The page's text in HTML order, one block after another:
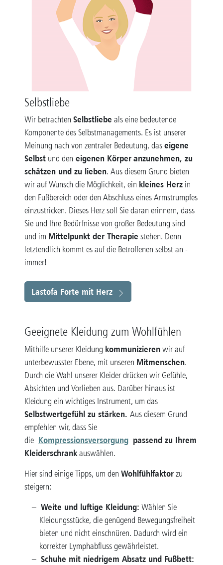
Selbstliebe
Wir betrachten Selbstliebe als eine bedeutende
Komponente des Selbstmanagements. Es ist unserer
Meinung nach von zentraler Bedeutung, daseigene
Selbstund den eigenen Körperanzunehmen, zu
schätzen und zu lieben. Aus diesem Grund bieten
wir auf Wunsch die Möglichkeit, ein kleines Herzin
den Fußbereich oder den Abschluss eines Armstrumpfes
einzustricken. Dieses Herz soll Sie daran erinnern, dass
Sie und Ihre Bedürfnisse von großer Bedeutung sind
und im Mittelpunkt der Therapie stehen. Denn
letztendlich kommt es auf die Betroffenen selbst an -
immer!
Lastofa Forte mit Herz
Geeignete Kleidung zum Wohlfühlen
Mithilfe unserer Kleidung kommunizierenwir auf
unterbewusster Ebene, mit unseren Mitmenschen.
Durch die Wahl unserer Kleider drücken wir Gefühle,
Absichten und Vorlieben aus. Darüber hinaus ist
Kleidung ein wichtiges Instrument, um das
Selbstwertgefühl zu stärken. Aus diesem Grund
empfehlen wir, dass Sie
die Kompressionsversorgung passend zu Ihrem
Kleiderschrankauswählen.
Hier sind einige Tipps, um den Wohlfühlfaktorzu
steigern:
Weite und luftige Kleidung: Wählen Sie
Kleidungsstücke, die genügend Bewegungsfreiheit
bieten und nicht einschnüren. Dadurch wird ein
korrekter Lymphabfluss gewährleistet.
Schuhe mit niedrigem Absatz und Fußbett: